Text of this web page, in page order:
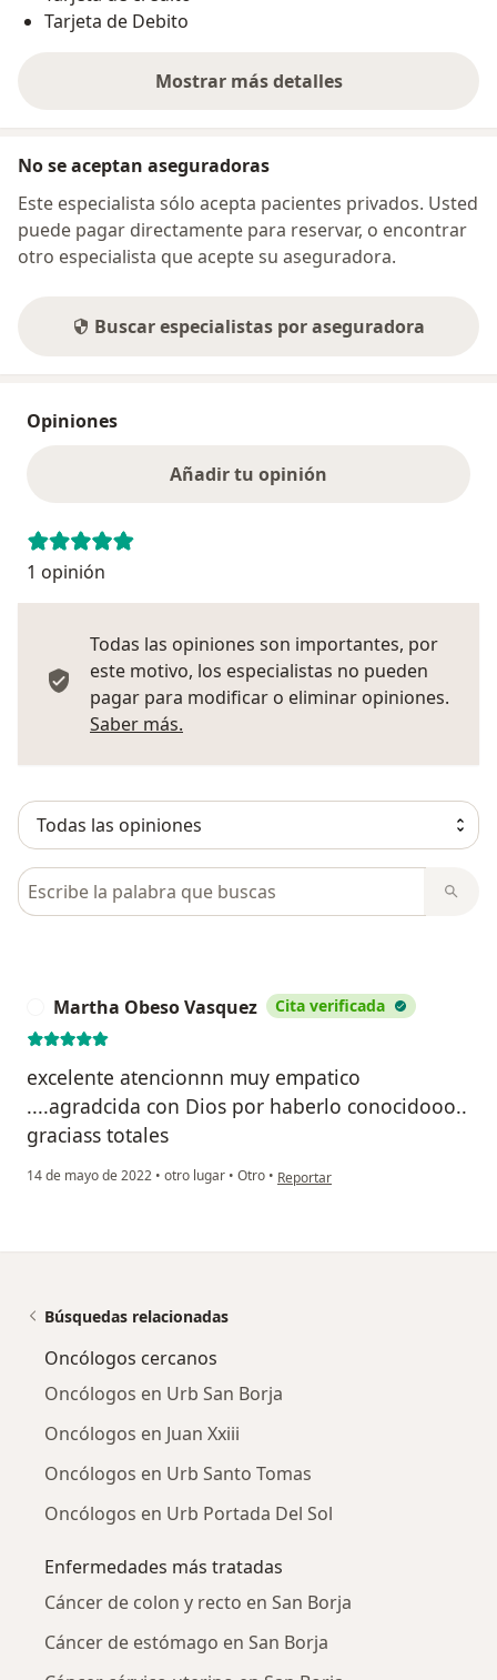
Tarjeta de Debito
Mostrar más detalles
sobre la dirección
No se aceptan aseguradoras
Este especialista sólo acepta pacientes privados. Usted
puede pagar directamente para reservar, o encontrar
otro especialista que acepte su aseguradora.
Buscar especialistas por aseguradora
Opiniones
Añadir tu opinión
1 opinión
Todas las opiniones son importantes, por
este motivo, los especialistas no pueden
pagar para modificar o eliminar opiniones.
Saber más.
Busca en opiniones
Martha Obeso Vasquez Cita verificada
excelente atencionnn muy empatico
....agradcida con Dios por haberlo conocidooo..
graciass totales
14 de mayo de 2022 • otro lugar • Otro • en opinión del usuario Martha
Reportar
Búsquedas relacionadas
Oncólogos cercanos
Oncólogos en Urb San Borja
Oncólogos en Juan Xxiii
Oncólogos en Urb Santo Tomas
Oncólogos en Urb Portada Del Sol
Enfermedades más tratadas
Cáncer de colon y recto en San Borja
Cáncer de estómago en San Borja